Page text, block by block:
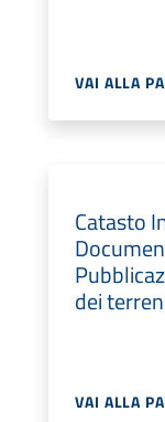
VAI ALLA
Catasto
dei
VAI ALLA